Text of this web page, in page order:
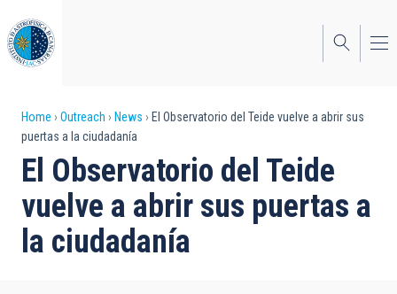
to
main
content
Breadcrumb
Home Outreach News
El Observatorio del Teide vuelve a abrir sus
puertas a la ciudadanía
El Observatorio del Teide
vuelve a abrir sus puertas a
la ciudadanía